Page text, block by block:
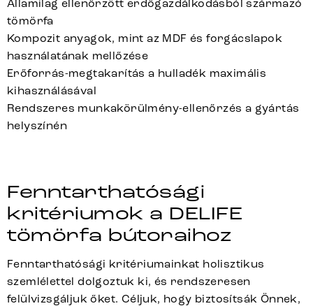
Államilag ellenőrzött erdőgazdálkodásból származó
tömörfa
Kompozit anyagok, mint az MDF és forgácslapok
használatának mellőzése
Erőforrás-megtakarítás a hulladék maximális
kihasználásával
Rendszeres munkakörülmény-ellenőrzés a gyártás
helyszínén
Fenntarthatósági
kritériumok a DELIFE
tömörfa bútoraihoz
Fenntarthatósági kritériumainkat holisztikus
szemlélettel dolgoztuk ki, és rendszeresen
felülvizsgáljuk őket. Céljuk, hogy biztosítsák Önnek,